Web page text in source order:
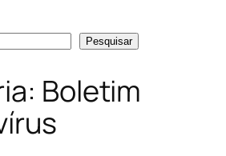
Pesquisar
Boletim